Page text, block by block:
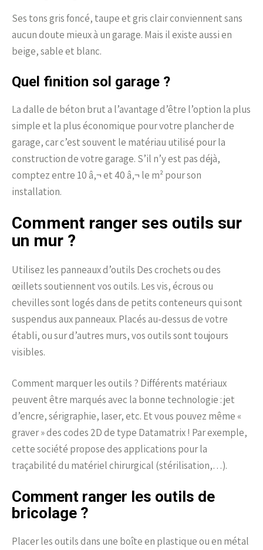
Ses tons gris foncé, taupe et gris clair conviennent sans
aucun doute mieux à un garage. Mais il existe aussi en
beige, sable et blanc.
Quel finition sol garage ?
La dalle de béton brut a l’avantage d’être l’option la plus
simple et la plus économique pour votre plancher de
garage, car c’est souvent le matériau utilisé pour la
construction de votre garage. S’il n’y est pas déjà,
comptez entre 10 â‚¬ et 40 â‚¬ le m² pour son
installation.
Comment ranger ses outils sur
un mur ?
Utilisez les panneaux d’outils Des crochets ou des
œillets soutiennent vos outils. Les vis, écrous ou
chevilles sont logés dans de petits conteneurs qui sont
suspendus aux panneaux. Placés au-dessus de votre
établi, ou sur d’autres murs, vos outils sont toujours
visibles.
Comment marquer les outils ? Différents matériaux
peuvent être marqués avec la bonne technologie : jet
d’encre, sérigraphie, laser, etc. Et vous pouvez même «
graver » des codes 2D de type Datamatrix ! Par exemple,
cette société propose des applications pour la
traçabilité du matériel chirurgical (stérilisation,…).
Comment ranger les outils de
bricolage ?
Placer les outils dans une boîte en plastique ou en métal